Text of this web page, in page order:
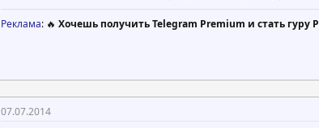
Реклама: 🔥 Хочешь получить Telegram Premium и стать гуру
07.07.2014